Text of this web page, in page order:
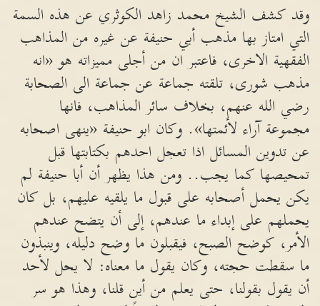
وقد كشف الشيخ محمد زاهد الكوثري عن هذه السمة
التي امتاز بها مذهب أبي حنيفة عن غيره من المذاهب
الفقهية الاخرى، فاعتبر ان من أجلى مميزاته هو «انه
مذهب شورى، تلقته جماعة عن جماعة الى الصحابة
رضي الله عنهم، بخلاف سائر المذاهب، فانها
مجموعة آراء لأئمتها». وكان ابو حنيفة «ينهى اصحابه
عن تدوين المسائل اذا تعجل احدهم بكتابتها قبل
تمحيصها كما يجب.. ومن هذا يظهر أن أبا حنيفة لم
يكن يحمل أصحابه على قبول ما يلقيه عليهم، بل كان
يحملهم على إبداء ما عندهم، إلى أن يتضح عندهم
الأمر، كوضح الصبح، فيقبلون ما وضح دليله، وينبذون
ما سقطت حجته، وكان يقول ما معناه: لا يحل لأحد
أن يقول بقولنا، حتى يعلم من أين قلنا، وهذا هو سر